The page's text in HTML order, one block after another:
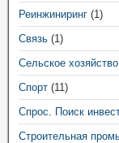
Реинжиниринг (1)
Связь (1)
Сельское хозяйство
Спорт (11)
Спрос. Поиск
Строительная